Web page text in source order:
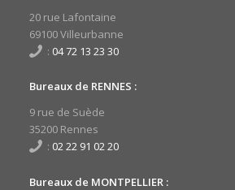
20 rue Lafontaine
69100 Villeurbanne
: 04 72 13 23 30
Bureaux de RENNES :
9 rue de Suède
35200 Rennes
: 02 22 91 02 20
Bureaux de MONTPELLIER :